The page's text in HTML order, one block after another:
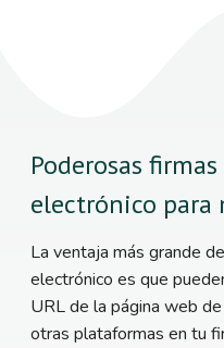
Poderosas
electrónico para
La ventaja más grande
electrónico es que
URL de la página web
otras plataformas en tu